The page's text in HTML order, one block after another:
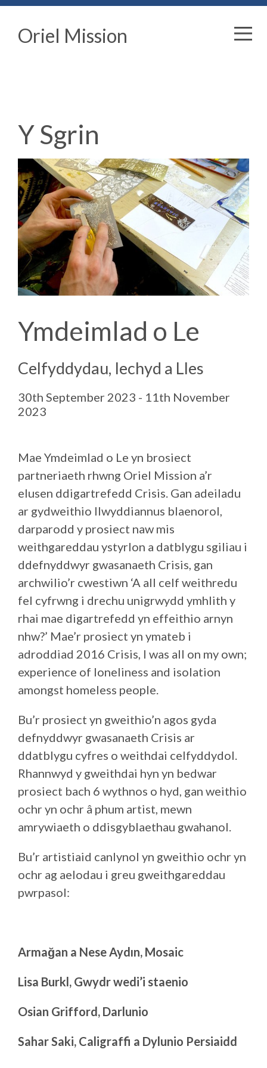
Oriel Mission
Y Sgrin
Ymdeimlad o Le
Celfyddydau, Iechyd a Lles
30th September 2023 - 11th November
2023
Mae Ymdeimlad o Le yn brosiect
partneriaeth rhwng Oriel Mission a’r
elusen ddigartrefedd Crisis. Gan adeiladu
ar gydweithio llwyddiannus blaenorol,
darparodd y prosiect naw mis
weithgareddau ystyrlon a datblygu sgiliau i
ddefnyddwyr gwasanaeth Crisis, gan
archwilio’r cwestiwn ‘A all celf weithredu
fel cyfrwng i drechu unigrwydd ymhlith y
rhai mae digartrefedd yn effeithio arnyn
nhw?’ Mae’r prosiect yn ymateb i
adroddiad 2016 Crisis, I was all on my own;
experience of loneliness and isolation
amongst homeless people.
Bu’r prosiect yn gweithio’n agos gyda
defnyddwyr gwasanaeth Crisis ar
ddatblygu cyfres o weithdai celfyddydol.
Rhannwyd y gweithdai hyn yn bedwar
prosiect bach 6 wythnos o hyd, gan weithio
ochr yn ochr â phum artist, mewn
amrywiaeth o ddisgyblaethau gwahanol.
Bu’r artistiaid canlynol yn gweithio ochr yn
ochr ag aelodau i greu gweithgareddau
pwrpasol:
Armağan a Nese Aydın, Mosaic
Lisa Burkl, Gwydr wedi’i staenio
Osian Grifford, Darlunio
Sahar Saki, Caligraffi a Dylunio Persiaidd